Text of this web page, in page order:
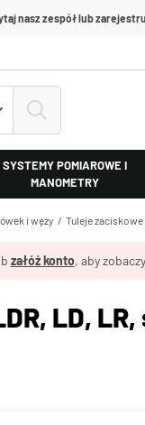
nasz zespół lub
SYSTEMY POMIAROWE I
MANOMETRY
i węży Tuleje zaciskowe
załóż konto, aby
LD,